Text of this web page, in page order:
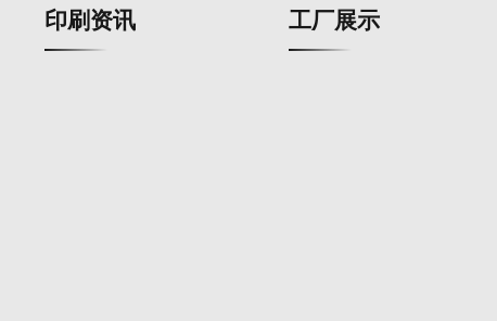
印刷资讯 工厂展示